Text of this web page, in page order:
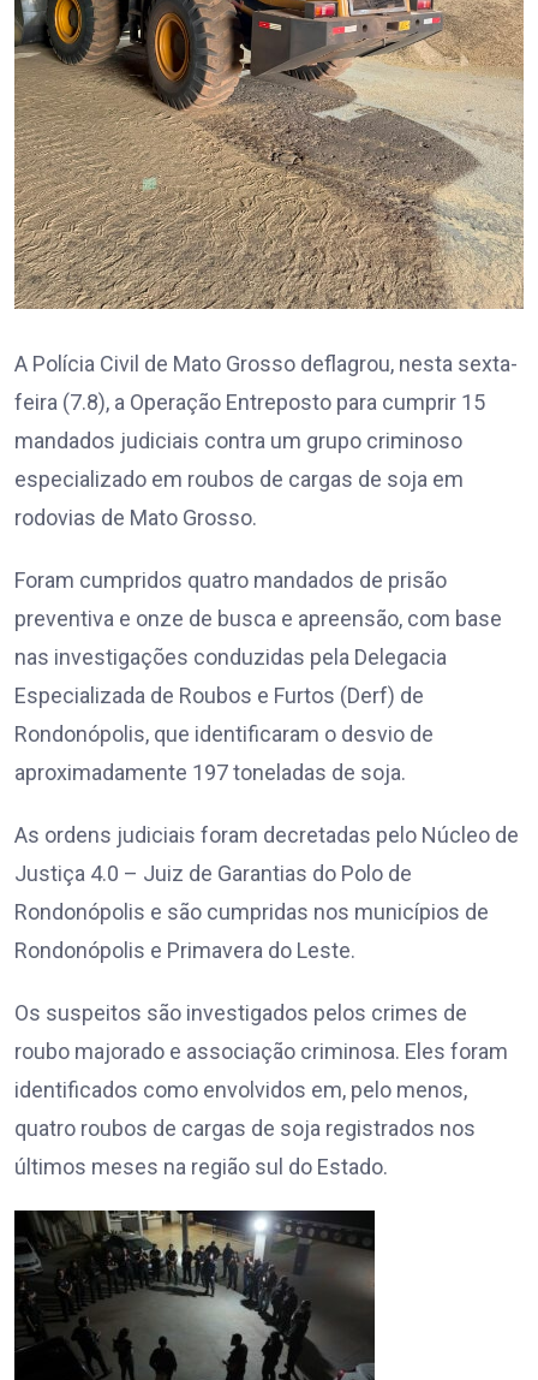
A Polícia Civil de Mato Grosso deflagrou, nesta sexta-
feira (7.8), a Operação Entreposto para cumprir 15
mandados judiciais contra um grupo criminoso
especializado em roubos de cargas de soja em
rodovias de Mato Grosso.
Foram cumpridos quatro mandados de prisão
preventiva e onze de busca e apreensão, com base
nas investigações conduzidas pela Delegacia
Especializada de Roubos e Furtos (Derf) de
Rondonópolis, que identificaram o desvio de
aproximadamente 197 toneladas de soja.
As ordens judiciais foram decretadas pelo Núcleo de
Justiça 4.0 – Juiz de Garantias do Polo de
Rondonópolis e são cumpridas nos municípios de
Rondonópolis e Primavera do Leste.
Os suspeitos são investigados pelos crimes de
roubo majorado e associação criminosa. Eles foram
identificados como envolvidos em, pelo menos,
quatro roubos de cargas de soja registrados nos
últimos meses na região sul do Estado.